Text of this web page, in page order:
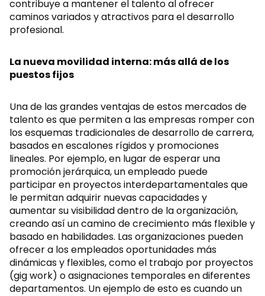
contribuye a mantener el talento al ofrecer
caminos variados y atractivos para el desarrollo
profesional.
La nueva movilidad interna: más allá de los
puestos fijos
Una de las grandes ventajas de estos mercados de
talento es que permiten a las empresas romper con
los esquemas tradicionales de desarrollo de carrera,
basados en escalones rígidos y promociones
lineales. Por ejemplo, en lugar de esperar una
promoción jerárquica, un empleado puede
participar en proyectos interdepartamentales que
le permitan adquirir nuevas capacidades y
aumentar su visibilidad dentro de la organización,
creando así un camino de crecimiento más flexible y
basado en habilidades. Las organizaciones pueden
ofrecer a los empleados oportunidades más
dinámicas y flexibles, como el trabajo por proyectos
(gig work) o asignaciones temporales en diferentes
departamentos. Un ejemplo de esto es cuando un